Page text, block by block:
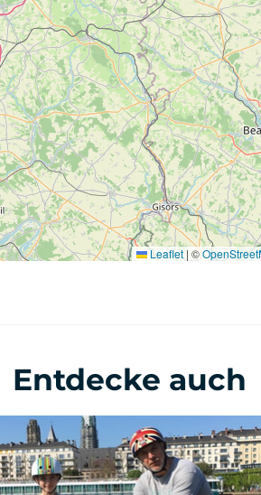
Leaflet | ©
Entdecke auch